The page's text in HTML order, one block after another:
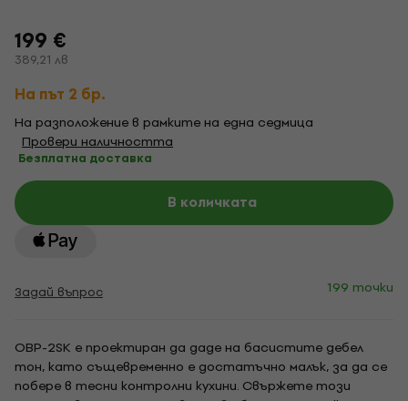
199 €
389,21 лв
На път 2 бр.
На разположение в рамките на една седмица
Провери наличността
Безплатна доставка
В количката
Задай въпрос 199 точки
OBP-2SK е проектиран да даде на басистите дебел
тон, като същевременно е достатъчно малък, за да се
побере в тесни контролни кухини. Свържете този